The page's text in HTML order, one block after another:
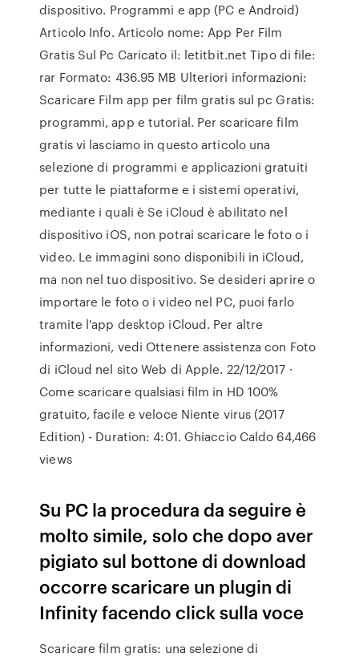
dispositivo. Programmi e app (PC e Android)
Articolo Info. Articolo nome: App Per Film
Gratis Sul Pc Caricato il: letitbit.net Tipo di file:
rar Formato: 436.95 MB Ulteriori informazioni:
Scaricare Film app per film gratis sul pc Gratis:
programmi, app e tutorial. Per scaricare film
gratis vi lasciamo in questo articolo una
selezione di programmi e applicazioni gratuiti
per tutte le piattaforme e i sistemi operativi,
mediante i quali è Se iCloud è abilitato nel
dispositivo iOS, non potrai scaricare le foto o i
video. Le immagini sono disponibili in iCloud,
ma non nel tuo dispositivo. Se desideri aprire o
importare le foto o i video nel PC, puoi farlo
tramite l'app desktop iCloud. Per altre
informazioni, vedi Ottenere assistenza con Foto
di iCloud nel sito Web di Apple. 22/12/2017 ·
Come scaricare qualsiasi film in HD 100%
gratuito, facile e veloce Niente virus (2017
Edition) - Duration: 4:01. Ghiaccio Caldo 64,466
views
Su PC la procedura da seguire è
molto simile, solo che dopo aver
pigiato sul bottone di download
occorre scaricare un plugin di
Infinity facendo click sulla voce
Scaricare film gratis: una selezione di